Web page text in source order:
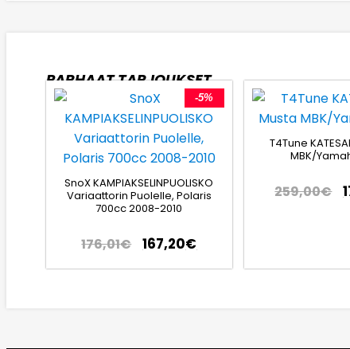
PARHAAT TARJOUKSET
-5%
SnoX KAMPIAKSELINPUOLISKO
Variaattorin Puolelle, Polaris
700cc 2008-2010
176,01€ 167,20€
T4Tune
MBK/
259,00€